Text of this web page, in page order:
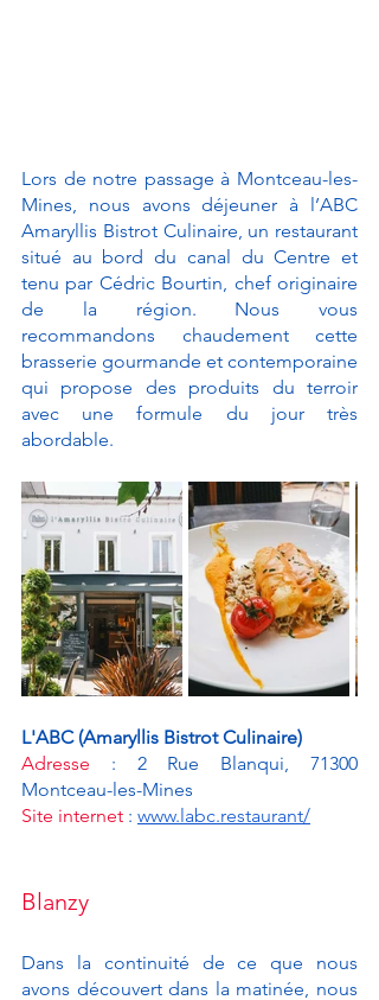
Lors de notre passage à Montceau-les-
Mines, nous avons déjeuner à l’ABC
Amaryllis Bistrot Culinaire, un restaurant
situé au bord du canal du Centre et
tenu par Cédric Bourtin, chef originaire
de la région. Nous vous
recommandons chaudement cette
brasserie gourmande et contemporaine
qui propose des produits du terroir
avec une formule du jour très
abordable.
L'ABC (Amaryllis Bistrot Culinaire)
Adresse : 2 Rue Blanqui, 71300
Montceau-les-Mines
Site internet : www.labc.restaurant/
Blanzy
Dans la continuité de ce que nous
avons découvert dans la matinée, nous